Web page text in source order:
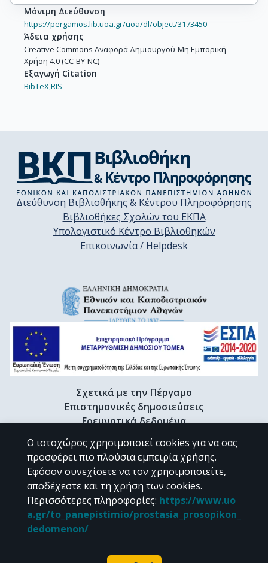
Μόνιμη Διεύθυνση
https://pergamos.lib.uoa.gr/uoa/dl/object/3173450
Άδεια χρήσης
Creative Commons Αναφορά Δημιουργού-Μη Εμπορική
Χρήση 4.0 (CC-BY-NC)
Εξαγωγή Citation
BibTeX,RIS
Διεύθυνση Βιβλιοθήκης & Κέντρου Πληροφόρησης
Βιβλιοθήκες Σχολών του ΕΚΠΑ
Υπολογιστικό Κέντρο Βιβλιοθηκών
Επικοινωνία / Helpdesk
Σχετικά με την Πέργαμο
Επιστημονικές δημοσιεύσεις
Ερευνητικά δεδομένα
Διδακτορικές διατριβές & Γκρίζα βιβλιογραφία
Προφίλ Ερευνητή
CC BY-NC 4.0
Εκτός αν αναφέρεται διαφορετικά, το υλικό της "Περγάμου" διατίθεται
Powered by
Ο ιστοχώρος χρησιμοποιεί cookies για να σας
προσφέρει πιο πλούσια εμπειρία χρήσης.
Εφόσον συνεχίσετε να τον χρησιμοποιείτε,
αποδέχεστε και τη χρήση των cookies.
Περισσότερες πληροφορίες: https://www.uo
a.gr/to_panepistimio/prostasia_prosopikon_
dedomenon/